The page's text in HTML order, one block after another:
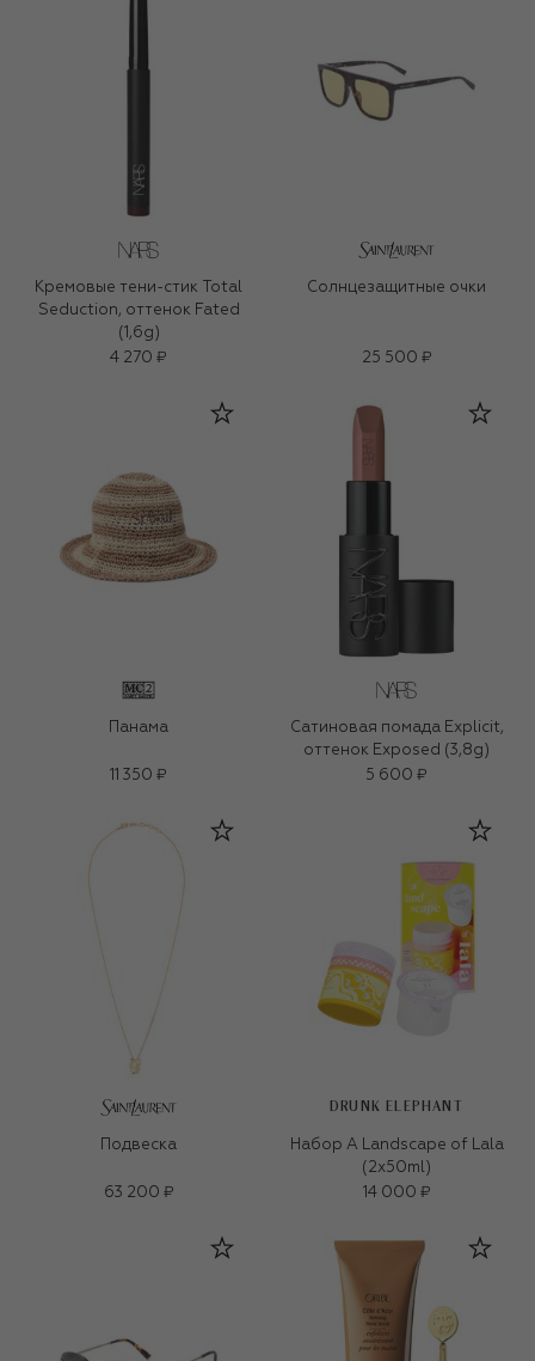
Кремовые тени-стик Total
Seduction, оттенок Fated
(1,6g)
4 270 ₽
Солнцезащитные очки
25 500 ₽
Панама
11 350 ₽
Сатиновая помада Explicit,
оттенок Exposed (3,8g)
5 600 ₽
Подвеска
63 200 ₽
DRUNK ELEPHANT
Набор A Landscape of Lala
(2x50ml)
14 000 ₽